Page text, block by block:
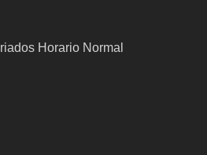
Horario Normal